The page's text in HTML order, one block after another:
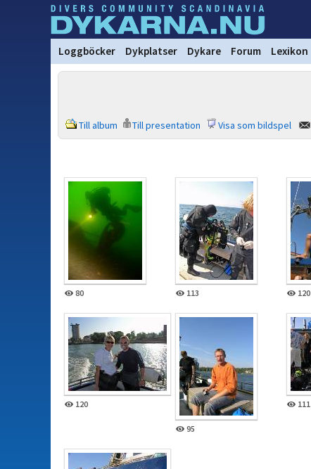
Loggböcker Dykplatser Dykare Forum Lexikon
Till album Till presentation Visa som bildspel
80 113 120
120
95
111